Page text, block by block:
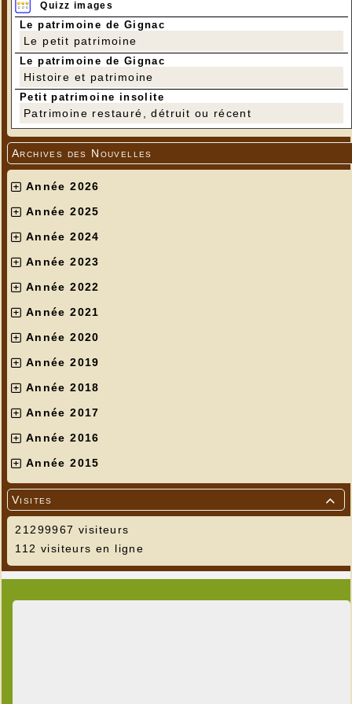
Quizz images
Le patrimoine de Gignac
Le petit patrimoine
Le patrimoine de Gignac
Histoire et patrimoine
Petit patrimoine insolite
Patrimoine restauré, détruit ou récent
Archives des Nouvelles
Année 2026
Année 2025
Année 2024
Année 2023
Année 2022
Année 2021
Année 2020
Année 2019
Année 2018
Année 2017
Année 2016
Année 2015

Visites
21299967 visiteurs
112 visiteurs en ligne